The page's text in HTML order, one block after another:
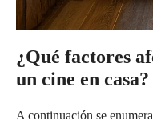
¿Qué factores
un cine en casa?
A continuación se